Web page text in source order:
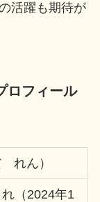
活躍も期待が
ロフィール
れん）
（2024年1